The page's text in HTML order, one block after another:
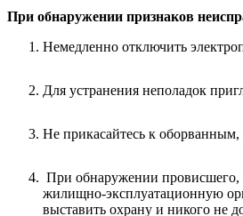
При обнаружении признаков
Немедленно отключить
Для устранения неполадок
Не прикасайтесь к
При обнаружении провисшего,
жилищно-эксплуатационную
выставить охрану и никого не